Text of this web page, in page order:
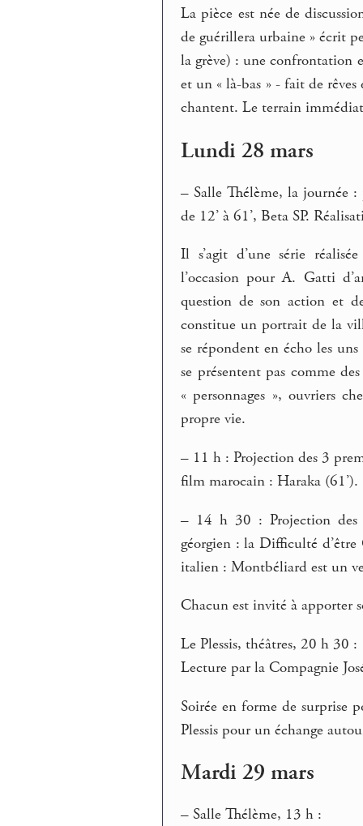
La pièce est née de
de guérillera urbaine » écrit
la grève) : une confrontation
et un « là-bas » - fait de
chantent. Le terrain immédiat
Lundi 28 mars
– Salle Thélème, la journée
de 12’ à 61’, Beta SP.
Il s’agit d’une série
l’occasion pour A. Gatti
question de son action et
constitue un portrait de la
se répondent en écho les
se présentent pas comme
« personnages », ouvriers
propre vie.
– 11 h : Projection des 3
film marocain : Haraka (61’).
– 14 h 30 : Projection des
géorgien : la Difficulté
italien : Montbéliard est un
Chacun est invité à apporter
Le Plessis, théâtres, 20 h 30 :
Lecture par la Compagnie
Soirée en forme de surprise
Plessis pour un échange
Mardi 29 mars
– Salle Thélème, 13 h :